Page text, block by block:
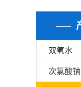
双氧水
次氯酸钠